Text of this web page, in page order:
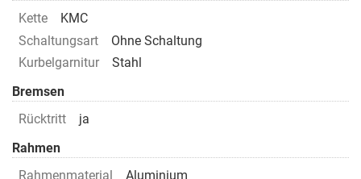
Kette
KMC
Schaltungsart
Ohne Schaltung
Kurbelgarnitur
Stahl
Bremsen
Rücktritt
ja
Rahmen
Rahmenmaterial
Aluminium